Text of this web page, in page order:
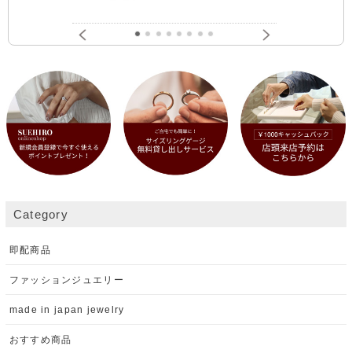
Category
即配商品
ファッションジュエリー
made in japan jewelry
おすすめ商品